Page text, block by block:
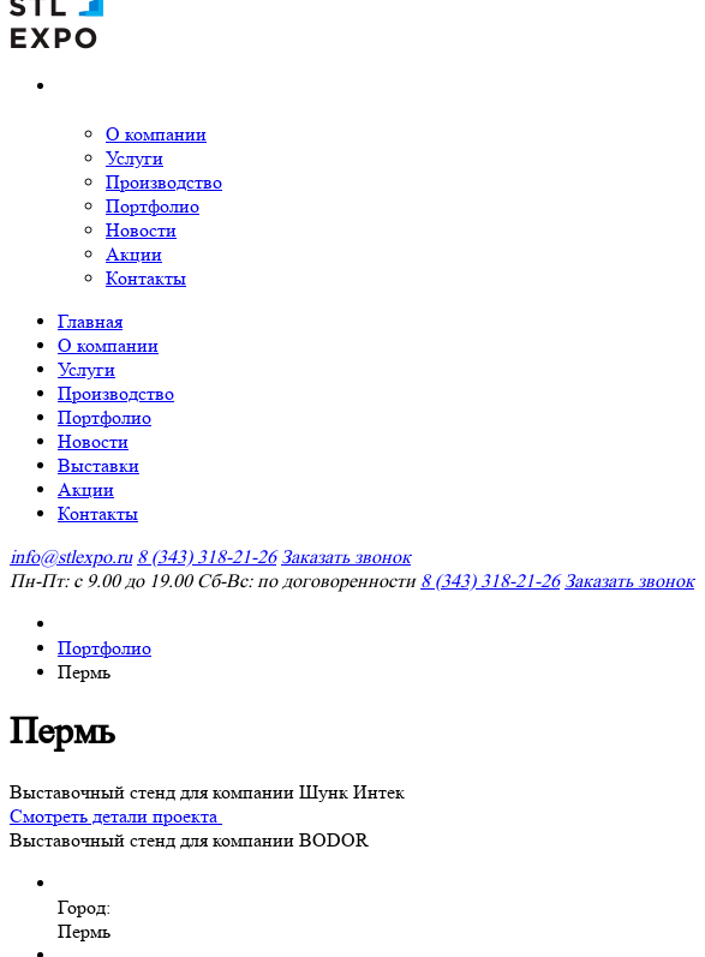
О компании
Услуги
Производство
Портфолио
Новости
Акции
Контакты
Главная
О компании
Услуги
Производство
Портфолио
Новости
Выставки
Акции
Контакты
info@stlexpo.ru 8 (343) 318-21-26 Заказать звонок
Пн-Пт: с 9.00 до 19.00 Сб-Вс: по договоренности 8 (343) 318-21-26 Заказать звонок
Портфолио
Пермь
Пермь
Выставочный стенд для компании Шунк Интек
Смотреть детали проекта
Выставочный стенд для компании BODOR
Город:
Пермь